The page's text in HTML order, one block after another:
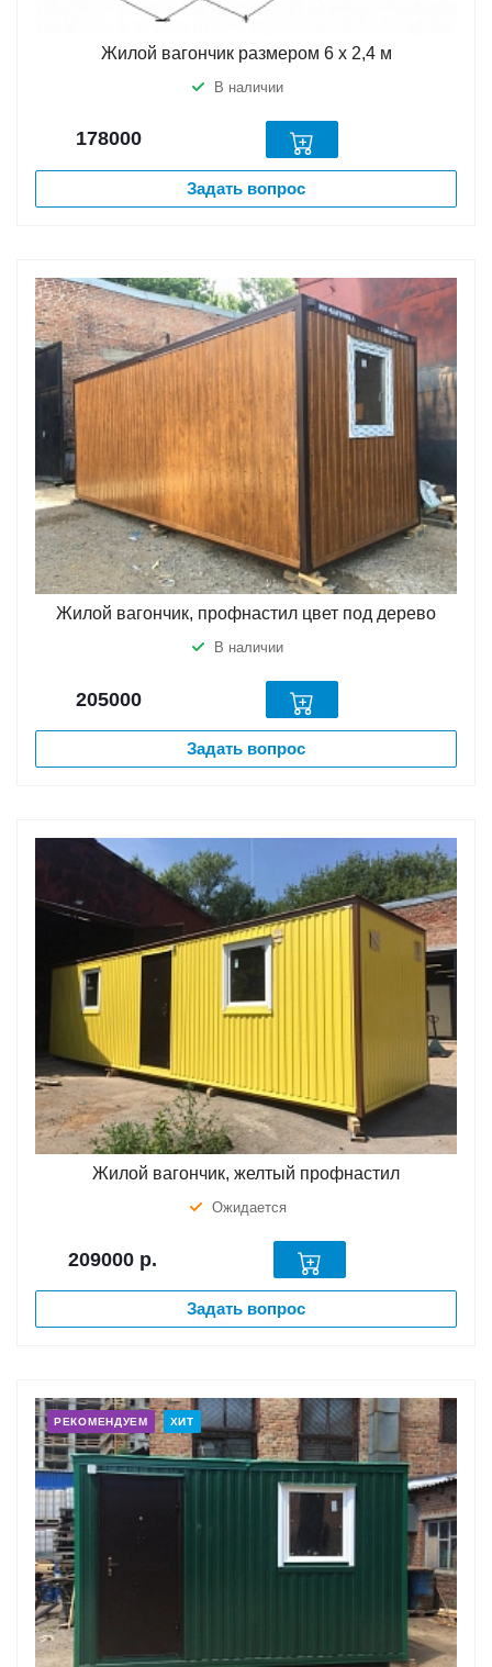
Жилой вагончик размером 6 х 2,4 м
В наличии
178000
Задать вопрос
Жилой вагончик, профнастил цвет под дерево
В наличии
205000
Задать вопрос
Жилой вагончик, желтый профнастил
Ожидается
209000 р.
Задать вопрос
РЕКОМЕНДУЕМ ХИТ